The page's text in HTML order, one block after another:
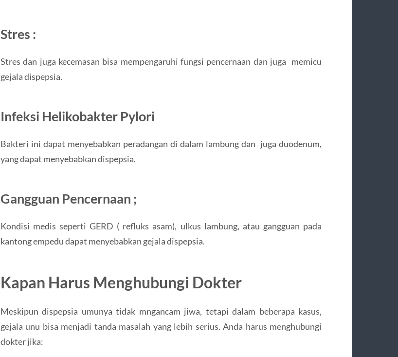
Stres :
Stres dan juga kecemasan bisa mempengaruhi fungsi pencernaan dan juga memicu
gejala dispepsia.
Infeksi Helikobakter Pylori
Bakteri ini dapat menyebabkan peradangan di dalam lambung dan juga duodenum,
yang dapat menyebabkan dispepsia.
Gangguan Pencernaan ;
Kondisi medis seperti GERD ( refluks asam), ulkus lambung, atau gangguan pada
kantong empedu dapat menyebabkan gejala dispepsia.
Kapan Harus Menghubungi Dokter
Meskipun dispepsia umunya tidak mngancam jiwa, tetapi dalam beberapa kasus,
gejala unu bisa menjadi tanda masalah yang lebih serius. Anda harus menghubungi
dokter jika: